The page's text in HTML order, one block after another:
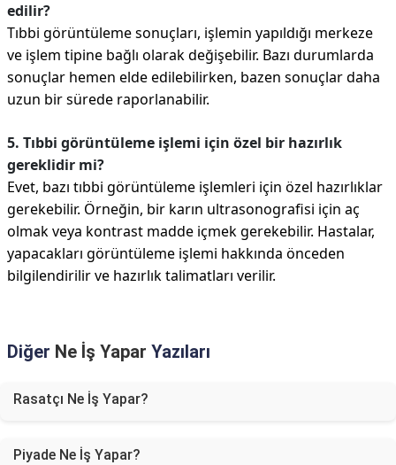
edilir?
Tıbbi görüntüleme sonuçları, işlemin yapıldığı merkeze
ve işlem tipine bağlı olarak değişebilir. Bazı durumlarda
sonuçlar hemen elde edilebilirken, bazen sonuçlar daha
uzun bir sürede raporlanabilir.
5. Tıbbi görüntüleme işlemi için özel bir hazırlık
gereklidir mi?
Evet, bazı tıbbi görüntüleme işlemleri için özel hazırlıklar
gerekebilir. Örneğin, bir karın ultrasonografisi için aç
olmak veya kontrast madde içmek gerekebilir. Hastalar,
yapacakları görüntüleme işlemi hakkında önceden
bilgilendirilir ve hazırlık talimatları verilir.
Diğer Ne İş Yapar Yazıları
Rasatçı Ne İş Yapar?
Piyade Ne İş Yapar?